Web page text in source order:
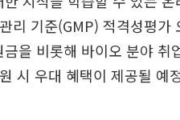
리 기준(GMP) 적격성평가
을 비롯해 바이오 분야 취
시 우대 혜택이 제공될 예